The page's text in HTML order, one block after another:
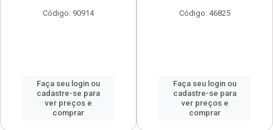
Código: 90914
Faça seu login ou
cadastre-se para
ver preços e
comprar
Código: 46825
Faça seu login ou
cadastre-se para
ver preços e
comprar